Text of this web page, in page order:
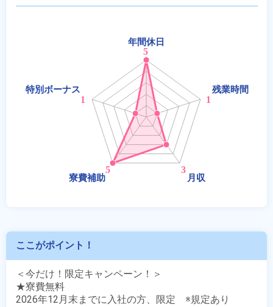
ここがポイント！
＜今だけ！限定キャンペーン！＞
★寮費無料
2026年12月末までに入社の方、限定　※規定あり